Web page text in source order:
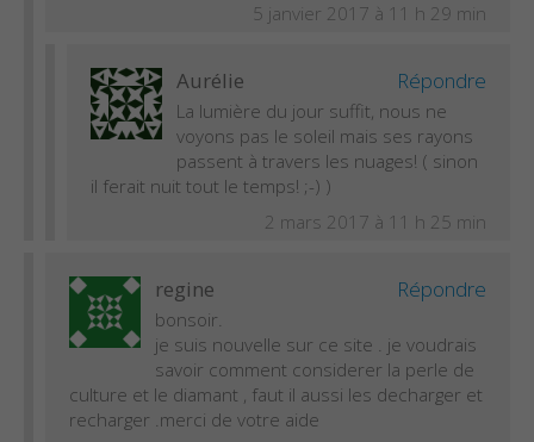
5 janvier 2017 à 11 h 29 min
Aurélie Répondre
La lumière du jour suffit, nous ne
voyons pas le soleil mais ses rayons
passent à travers les nuages! ( sinon
il ferait nuit tout le temps! ;-) )
2 mars 2017 à 11 h 25 min
regine Répondre
bonsoir.
je suis nouvelle sur ce site . je voudrais
savoir comment considerer la perle de
culture et le diamant , faut il aussi les decharger et
recharger .merci de votre aide